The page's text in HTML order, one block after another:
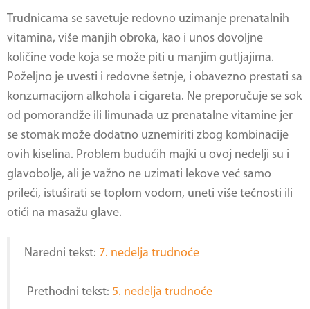
Trudnicama se savetuje redovno uzimanje prenatalnih
vitamina, više manjih obroka, kao i unos dovoljne
količine vode koja se može piti u manjim gutljajima.
Poželjno je uvesti i redovne šetnje, i obavezno prestati sa
konzumacijom alkohola i cigareta. Ne preporučuje se sok
od pomorandže ili limunada uz prenatalne vitamine jer
se stomak može dodatno uznemiriti zbog kombinacije
ovih kiselina. Problem budućih majki u ovoj nedelji su i
glavobolje, ali je važno ne uzimati lekove već samo
prileći, istuširati se toplom vodom, uneti više tečnosti ili
otići na masažu glave.
Naredni tekst: 7. nedelja trudnoće
Prethodni tekst: 5. nedelja trudnoće